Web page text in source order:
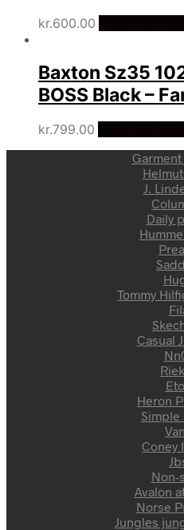
kr.600.00
Baxton Sz35
BOSS Black –
kr.799.00
J.
Daily
Tommy
Casual
Heron
Simple
Coney
Non-
Avalon
Norse
Jungles